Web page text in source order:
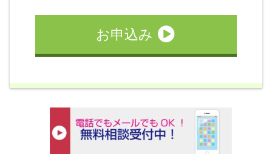
MT車の場合は税込33,000円UP 自動二輪免許所持の場合は
(※1）4/1～7/13・9/10～11/30入校ではご利用いただけませ
宿泊施設詳細
お申込み